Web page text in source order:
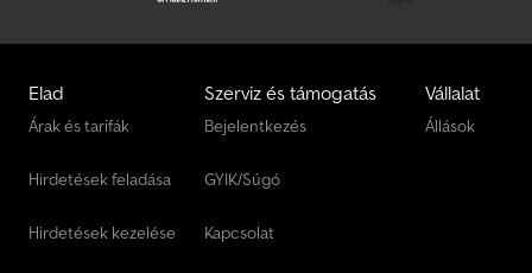
Elad
Árak és tarifák
Hirdetések feladása
Hirdetések kezelése
Szerviz és támogatás
Bejelentkezés
GYIK/Súgó
Kapcsolat
Vállalat
Állások